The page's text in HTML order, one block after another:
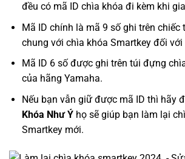
đều có mã ID chìa khóa đi kèm khi
Mã ID chính là mã 9 số ghi trên chiếc
chung với chìa khóa Smartkey đối với
Mã ID 6 số được ghi trên túi đựng
của hãng Yamaha.
Nếu bạn vẫn giữ được mã ID thì hãy
Khóa Như Ýhọ sẽ giúp bạn làm lại
Smartkey mới.